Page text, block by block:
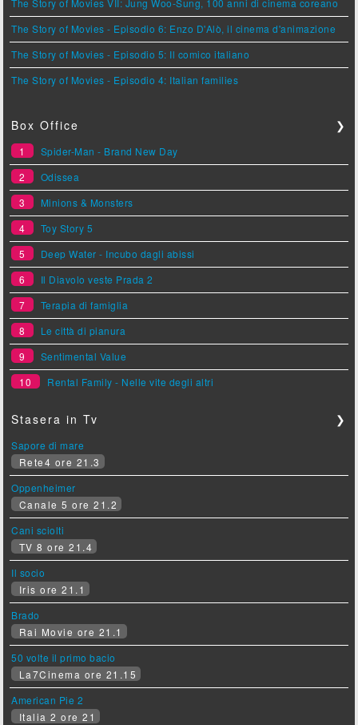
The Story of Movies VII: Jung Woo-Sung, 100 anni di cinema coreano
The Story of Movies - Episodio 6: Enzo D'Alò, il cinema d'animazione
The Story of Movies - Episodio 5: Il comico italiano
The Story of Movies - Episodio 4: Italian families
Box Office ❯
1
Spider-Man - Brand New Day
2
Odissea
3
Minions & Monsters
4
Toy Story 5
5
Deep Water - Incubo dagli abissi
6
Il Diavolo veste Prada 2
7
Terapia di famiglia
8
Le città di pianura
9
Sentimental Value
10
Rental Family - Nelle vite degli altri
Stasera in Tv ❯
Sapore di mare
Rete4 ore 21.3
Oppenheimer
Canale 5 ore 21.2
Cani sciolti
TV 8 ore 21.4
Il socio
Iris ore 21.1
Brado
Rai Movie ore 21.1
50 volte il primo bacio
La7Cinema ore 21.15
American Pie 2
Italia 2 ore 21